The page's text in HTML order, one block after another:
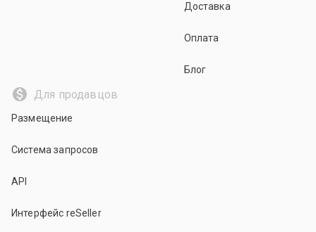
Доставка
Оплата
Блог
Для продавцов
Размещение
Система запросов
API
Интерфейс reSeller